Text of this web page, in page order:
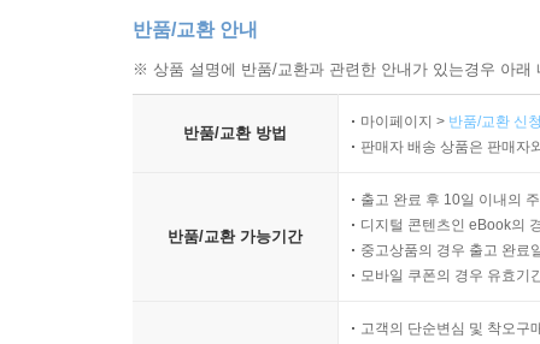
반품/교환 안내
※ 상품 설명에 반품/교환과 관련한 안내가 있는경우 아
반품/교환 방법
마이페이지 > 반품/교환 신
판매자 배송 상품은 판매자
반품/교환 가능기간
출고 완료 후 10일 이내의
디지털 콘텐츠인 eBook의
중고상품의 경우 출고 완료
모바일 쿠폰의 경우 유효기
고객의 단순변심 및 착오구